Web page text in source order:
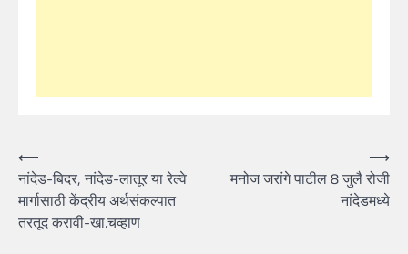
Post
navigation
⟵
नांदेड-बिदर, नांदेड-लातूर या रेल्वे
मार्गासाठी केंद्रीय अर्थसंकल्पात
तरतूद करावी-खा.चव्हाण
मनोज जरांगे पाटील 8 जुलै रोजी
नांदेडमध्ये
⟶